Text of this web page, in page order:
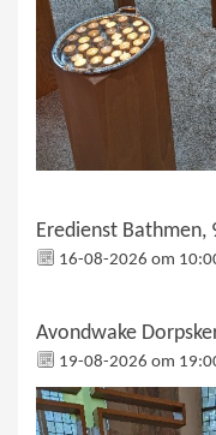
Eredienst Bathmen,
16-08-2026 om
Avondwake
19-08-2026 om